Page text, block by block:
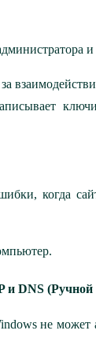
и
когда
и DNS (Ручной
не